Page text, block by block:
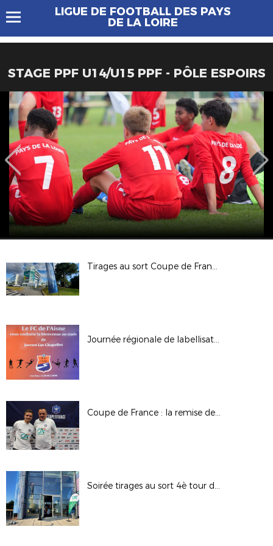
LIGUE DE FOOTBALL DES PAYS
DE LA LOIRE
STAGE PPF U14/U15 PPF - PÔLE ESPOIRS
Tirages au sort Coupe de France et Coupe de France Féminine à Nantes
Journée régionale de labellisation au FC de l'Aisne
Coupe de France : la remise des maillots !
Soirée tirages au sort 4è tour de la Coupe de France et 3è tour de la Coupe de France Féminine